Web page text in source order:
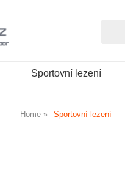
Sportovní lezení
Home Sportovní lezení